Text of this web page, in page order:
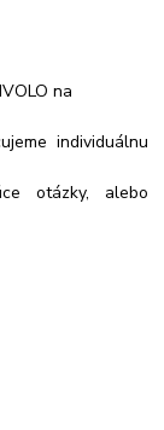
na
individuálnu
otázky, alebo